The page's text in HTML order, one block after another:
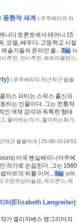
환적 세계 ( 우주베리의 차
나다 토론토에서 태어나 15
, 모델, 배우다. 고등학교 시절
예술가들의 온라인 플...Tag: fa
시추천 전시추천 페트라콜린스
( 우주베리의 차근차근 쏠쏠
라스 파티는 스위스 출신의
하는 인물이다. 그는 전통적
인 색채 감각과 독특한 형태
좋아하는작가, 좋아하는화가,
차근 쏠쏠하게 | 25-08-19 16:51
미국 펜실베이니아주에
작가로 손꼽힌다. 그는 1980
아트의 뒤를 이어...Tag: jeffk
구겐하임미술관, 제프쿤스 제
터(Elizabeth Langreiter)
가 엘리자베스 랭그리터의